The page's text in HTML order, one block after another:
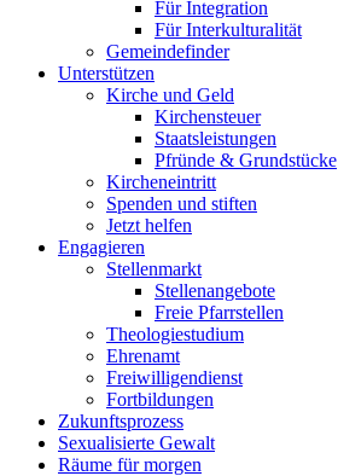
Für Integration
Für Interkulturalität
Gemeindefinder
Unterstützen
Kirche und Geld
Kirchensteuer
Staatsleistungen
Pfründe & Grundstücke
Kircheneintritt
Spenden und stiften
Jetzt helfen
Engagieren
Stellenmarkt
Stellenangebote
Freie Pfarrstellen
Theologiestudium
Ehrenamt
Freiwilligendienst
Fortbildungen
Zukunftsprozess
Sexualisierte Gewalt
Räume für morgen